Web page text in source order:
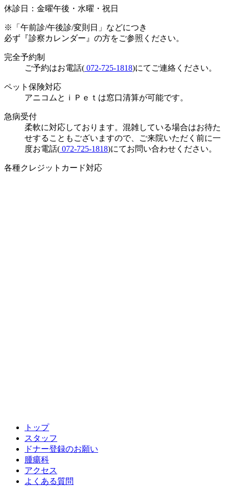
休診日：金曜午後・水曜・祝日
※「午前診/午後診/変則日」などにつき
必ず『診察カレンダー』の方をご参照ください。
完全予約制
ご予約はお電話( 072-725-1818)にてご連絡ください。
ペット保険対応
アニコムとｉＰｅｔは窓口清算が可能です。
急病受付
柔軟に対応しております。混雑している場合はお待た
せすることもございますので、ご来院いただく前に一
度お電話( 072-725-1818)にてお問い合わせください。
各種クレジットカード対応
トップ
スタッフ
ドナー登録のお願い
腫瘍科
アクセス
よくある質問